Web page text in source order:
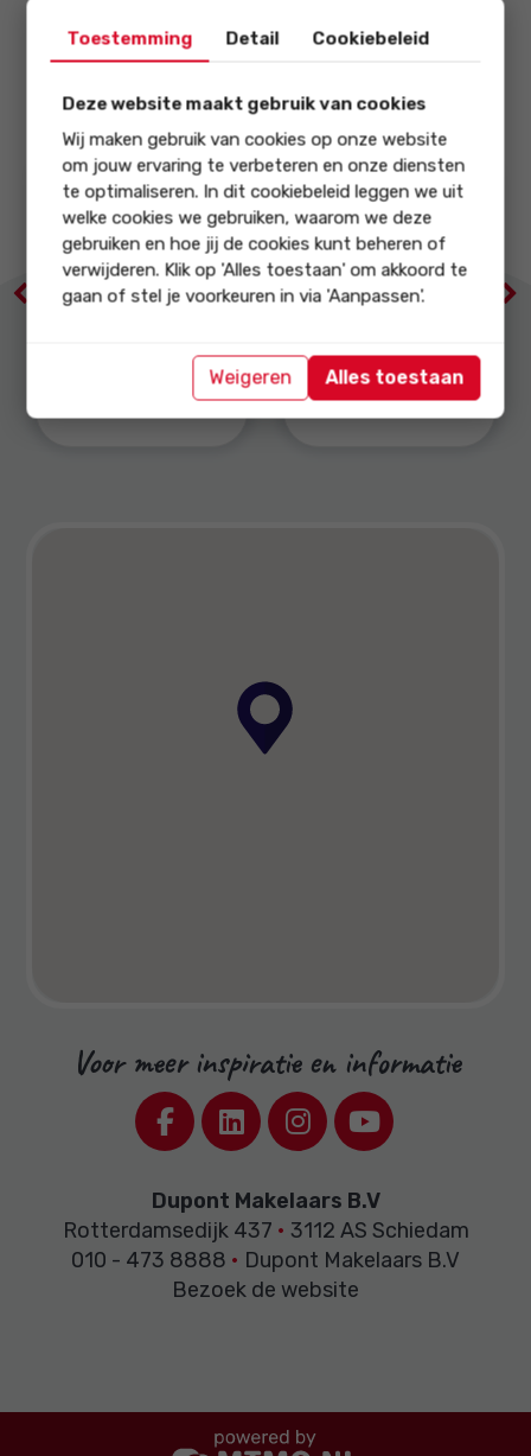
huis
9.3
onze score op
Prijs / kwaliteit
9.4
onze score op
Service en
Previous
Voor meer inspiratie en informatie
Dupont Makelaars B.V
Rotterdamsedijk 437 • 3112 AS Schiedam
010 - 473 8888 • Dupont Makelaars B.V
Bezoek de website
Toestemming Detail Cookiebeleid
Deze website maakt gebruik van cookies
Wij maken gebruik van cookies op onze website
om jouw ervaring te verbeteren en onze diensten
te optimaliseren. In dit cookiebeleid leggen we uit
welke cookies we gebruiken, waarom we deze
gebruiken en hoe jij de cookies kunt beheren of
verwijderen. Klik op 'Alles toestaan' om akkoord te
gaan of stel je voorkeuren in via 'Aanpassen'.
Weigeren Alles toestaan